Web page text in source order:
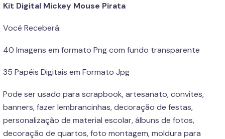
Kit Digital Mickey Mouse Pirata
Você Receberá:
40 Imagens em formato Png com fundo transparente
35 Papéis Digitais em Formato Jpg
Pode ser usado para scrapbook, artesanato, convites,
banners, fazer lembrancinhas, decoração de festas,
personalização de material escolar, álbuns de fotos,
decoração de quartos, foto montagem, moldura para